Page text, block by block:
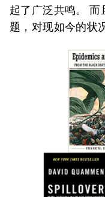
起了广泛共鸣。 而
题，对现如今的状